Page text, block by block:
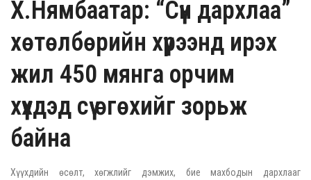
Х.Нямбаатар: “Сүүн дархлаа”
хөтөлбөрийн хүрээнд ирэх
жил 450 мянга орчим
хүүхдэд сүү өгөхийг зорьж
байна
Хүүхдийн өсөлт, хөгжлийг дэмжих, бие махбодын дархлааг